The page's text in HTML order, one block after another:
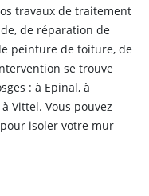
travaux de traitement
de réparation de
peinture de toiture, de
se trouve
: à Epinal, à
Vittel. Vous pouvez
isoler votre mur